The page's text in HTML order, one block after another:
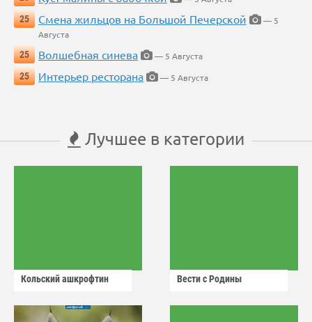
25
Смена жильцов на Большой Печерской
— 5
Августа
25
Волшебная синева
— 5 Августа
25
Интерьер ресторана — 5 Августа
Лучшее в категории
Кольский ашкрофтин Вести с Родины